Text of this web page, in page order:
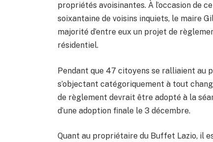
propriétés avoisinantes. À l’occasion de
soixantaine de voisins inquiets, le maire
majorité d’entre eux un projet de
résidentiel.
Pendant que 47 citoyens se ralliaient au
s’objectant catégoriquement à tout
de règlement devrait être adopté à la
d’une adoption finale le 3 décembre.
Quant au propriétaire du Buffet Lazio, il